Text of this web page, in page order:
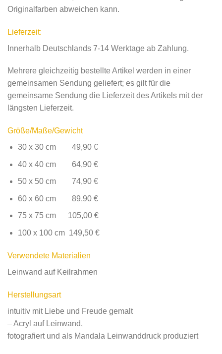
Originalfarben abweichen kann.
Lieferzeit:
Innerhalb Deutschlands 7-14 Werktage ab Zahlung.
Mehrere gleichzeitig bestellte Artikel werden in einer
gemeinsamen Sendung geliefert; es gilt für die
gemeinsame Sendung die Lieferzeit des Artikels mit der
längsten Lieferzeit.
Größe/Maße/Gewicht
30 x 30 cm 49,90 €
40 x 40 cm 64,90 €
50 x 50 cm 74,90 €
60 x 60 cm 89,90 €
75 x 75 cm 105,00 €
100 x 100 cm 149,50 €
Verwendete Materialien
Leinwand auf Keilrahmen
Herstellungsart
intuitiv mit Liebe und Freude gemalt
– Acryl auf Leinwand,
fotografiert und als Mandala Leinwanddruck produziert